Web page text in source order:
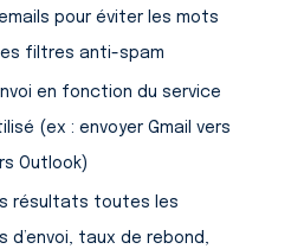
pour éviter les mots
filtres anti-spam
en fonction du service
(ex : envoyer Gmail vers
Outlook)
résultats toutes les
d’envoi, taux de rebond,